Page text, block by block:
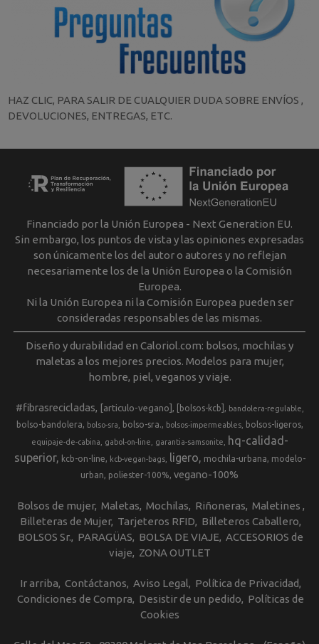
HAZ CLIC, PARA SALIR DE CUALQUIER DUDA SOBRE ENVÍOS ,
DEVOLUCIONES, ENTREGAS, ETC.
Financiado por la Unión Europea - Next Generation EU.
Sin embargo, los puntos de vista y las opiniones expresadas
son únicamente los del autor o autores y no reflejan
necesariamente los de la Unión Europea o la Comisión
Europea.
Ni la Unión Europea ni la Comisión Europea pueden ser
consideradas responsables de las mismas.
Diseño y durabilidad en Caloriol.com: bolsos, mochilas y
maletas a los mejores precios. Modelos para mujer,
hombre, piel, veganos y viaje.
#fibrasrecicladas [articulo-vegano] [bolsos-kcb] bandolera-regulable
bolso-bandolera bolso-sra bolso-sra. bolsos-impermeables bolsos-ligeros
equipaje-de-cabina gabol-on-line garantia-samsonite
hq-calidad-
superior
kcb-on-line kcb-vegan-bags ligero mochila-urbana
modelo-
urban
poliester-100% vegano-100%
Bolsos de mujer Maletas Mochilas Riñoneras Maletines
Billeteras de Mujer Tarjeteros RFID
Billeteros Caballero
BOLSOS Sr.
PARAGÜAS BOLSA DE VIAJE ACCESORIOS de
viaje
ZONA OUTLET
Ir arriba Contáctanos Aviso Legal
Política de Privacidad
Condiciones de Compra
Desistir de un pedido
Políticas de
Cookies